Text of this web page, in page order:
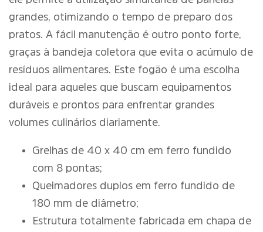
grandes, otimizando o tempo de preparo dos
pratos. A fácil manutenção é outro ponto forte,
graças à bandeja coletora que evita o acúmulo de
resíduos alimentares. Este fogão é uma escolha
ideal para aqueles que buscam equipamentos
duráveis e prontos para enfrentar grandes
volumes culinários diariamente.
Grelhas de 40 x 40 cm em ferro fundido
com 8 pontas;
Queimadores duplos em ferro fundido de
180 mm de diâmetro;
Estrutura totalmente fabricada em chapa de